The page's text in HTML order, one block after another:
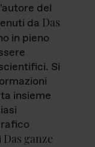
del
da Das
in pieno
Si
insieme
Das ganze